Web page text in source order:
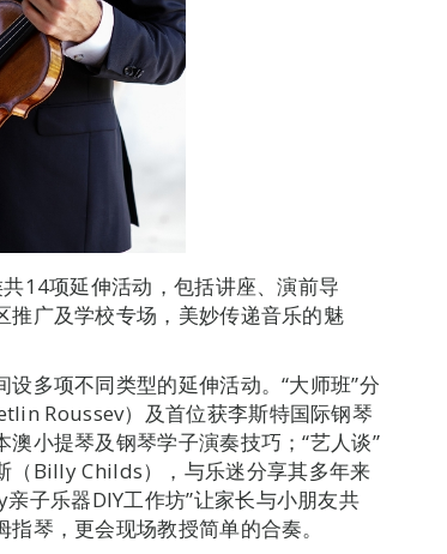
14项延伸活动，包括讲座、演前导
广及学校专场，美妙传递音乐的魅
多项不同类型的延伸活动。“大师班”分
Roussev）及首位获李斯特国际钢琴
小提琴及钢琴学子演奏技巧；“艺人谈”
（Billy Childs），与乐迷分享其多年来
子乐器DIY工作坊”让家长与小朋友共
琴，更会现场教授简单的合奏。